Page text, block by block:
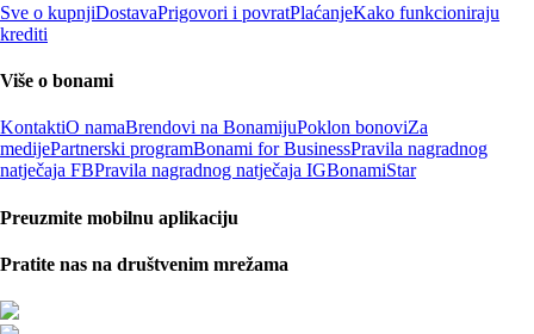
Sve o kupnjiDostavaPrigovori i povratPlaćanjeKako funkcioniraju
krediti
Više o bonami
KontaktiO namaBrendovi na BonamijuPoklon bonoviZa
medijePartnerski programBonami for BusinessPravila nagradnog
natječaja FBPravila nagradnog natječaja IGBonamiStar
Preuzmite mobilnu aplikaciju
Pratite nas na društvenim mrežama